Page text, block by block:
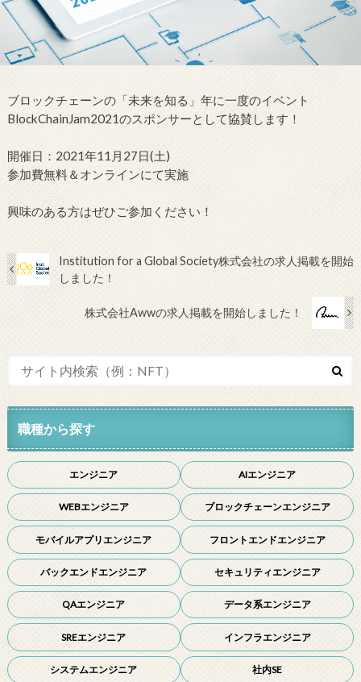
ブロックチェーンの「未来を知る」年に一度のイベント
BlockChainJam2021のスポンサーとして協賛します！
開催日：2021年11月27日(土)
参加費無料＆オンラインにて実施
興味のある方はぜひご参加ください！
Institution for a Global Society株式会社の求人掲載を開始
しました！
株式会社Awwの求人掲載を開始しました！
職種から探す
エンジニア AIエンジニア
WEBエンジニア ブロックチェーンエンジニア
モバイルアプリエンジニア フロントエンドエンジニア
バックエンドエンジニア セキュリティエンジニア
QAエンジニア データ系エンジニア
SREエンジニア インフラエンジニア
システムエンジニア 社内SE